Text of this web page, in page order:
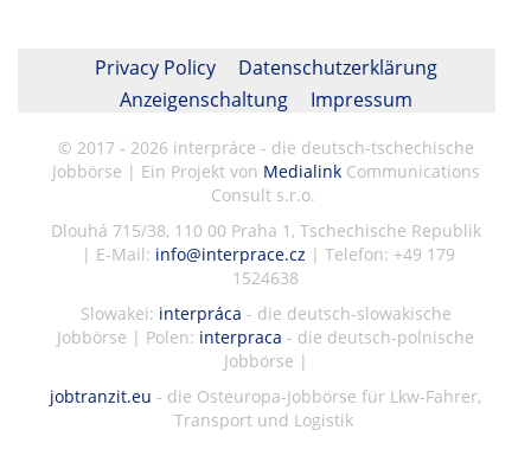
Privacy Policy
Datenschutzerklärung
Anzeigenschaltung
Impressum
© 2017 - 2026 interpráce - die deutsch-tschechische
Jobbörse | Ein Projekt von MedialinkCommunications
Consult s.r.o.
Dlouhá 715/38, 110 00 Praha 1, Tschechische Republik
| E-Mail: info@interprace.cz | Telefon: +49 179
1524638
Slowakei: interpráca - die deutsch-slowakische
Jobbörse | Polen: interpraca - die deutsch-polnische
Jobbörse |
jobtranzit.eu - die Osteuropa-Jobbörse für Lkw-Fahrer,
Transport und Logistik